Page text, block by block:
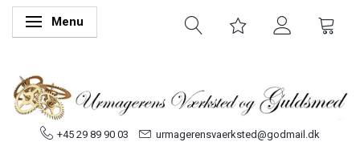
Skifte navigation
Menu
+45 29 89 90 03 urmagerensvaerksted@godmail.dk